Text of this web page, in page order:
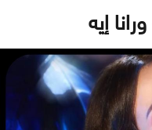
إيه